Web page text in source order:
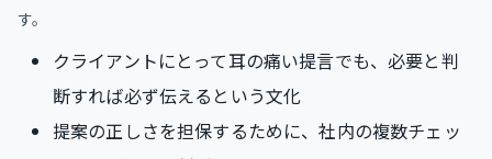
す。
クライアントにとって耳の痛い提言でも、必要と判
断すれば必ず伝えるという文化
提案の正しさを担保するために、社内の複数チェッ